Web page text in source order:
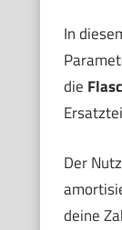
In
die
Der
deine